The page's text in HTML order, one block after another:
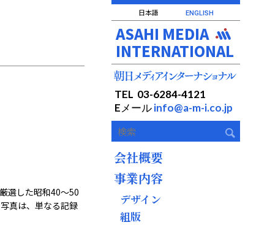
選した昭和40～50
真は、単なる記録
日本語 ENGLISH
ASAHI MEDIA
INTERNATIONAL
TEL 03-6284-4121
Eメールinfo@a-m-i.co.jp
会社概要
事業内容
デザイン
組版